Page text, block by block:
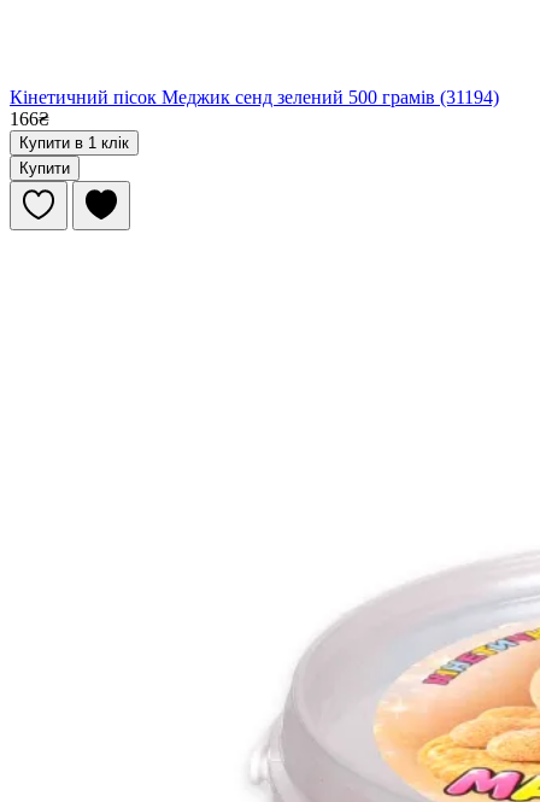
Кінетичний пісок Меджик сенд зелений 500 грамів (31194)
166₴
Купити в 1 клік
Купити